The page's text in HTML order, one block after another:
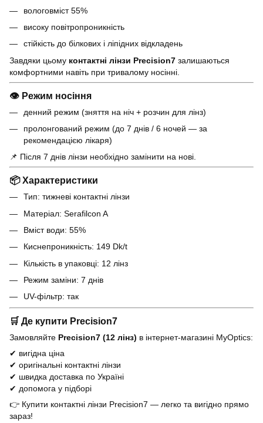
вологовміст 55%
високу повітропроникність
стійкість до білкових і ліпідних відкладень
Завдяки цьому контактні лінзи Precision7 залишаються
комфортними навіть при тривалому носінні.
👁 Режим носіння
денний режим (зняття на ніч + розчин для лінз)
пролонгований режим (до 7 днів / 6 ночей — за
рекомендацією лікаря)
📌 Після 7 днів лінзи необхідно замінити на нові.
📦 Характеристики
Тип: тижневі контактні лінзи
Матеріал: Serafilcon A
Вміст води: 55%
Киснепроникність: 149 Dk/t
Кількість в упаковці: 12 лінз
Режим заміни: 7 днів
UV-фільтр: так
🛒 Де купити Precision7
Замовляйте Precision7 (12 лінз) в інтернет-магазині MyOptics:
✔ вигідна ціна
✔ оригінальні контактні лінзи
✔ швидка доставка по Україні
✔ допомога у підборі
👉 Купити контактні лінзи Precision7 — легко та вигідно прямо
зараз!